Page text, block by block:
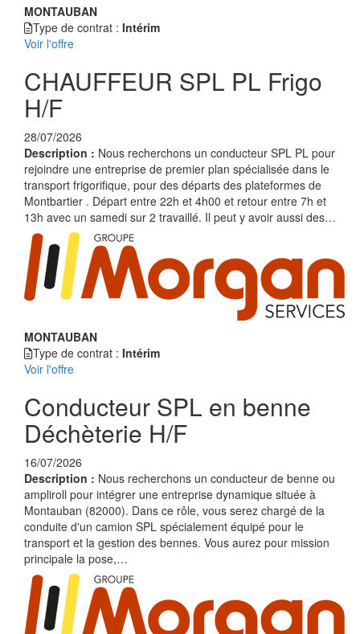
MONTAUBAN
Type de contrat : Intérim
Voir l'offre
CHAUFFEUR SPL PL Frigo
H/F
28/07/2026
Description : Nous recherchons un conducteur SPL PL pour
rejoindre une entreprise de premier plan spécialisée dans le
transport frigorifique, pour des départs des plateformes de
Montbartier . Départ entre 22h et 4h00 et retour entre 7h et
13h avec un samedi sur 2 travaillé. Il peut y avoir aussi des…
MONTAUBAN
Type de contrat : Intérim
Voir l'offre
Conducteur SPL en benne
Déchèterie H/F
16/07/2026
Description : Nous recherchons un conducteur de benne ou
ampliroll pour intégrer une entreprise dynamique située à
Montauban (82000). Dans ce rôle, vous serez chargé de la
conduite d'un camion SPL spécialement équipé pour le
transport et la gestion des bennes. Vous aurez pour mission
principale la pose,…